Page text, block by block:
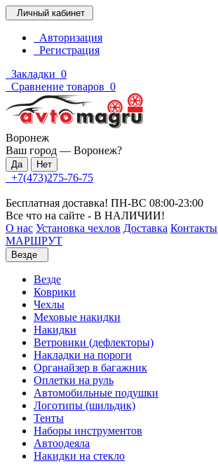
Личный кабинет
Авторизация
Регистрация
Закладки 0
Сравнение товаров 0
Воронеж
Ваш город — Воронеж?
+7(473)275-76-75
Бесплатная доставка! ПН-ВС 08:00-23:00
Все что на сайте - В НАЛИЧИИ!
О нас Установка чехлов Доставка Контакты
МАРШРУТ
Везде
Везде
Коврики
Чехлы
Меховые накидки
Накидки
Ветровики (дефлекторы)
Накладки на пороги
Органайзер в багажник
Оплетки на руль
Автомобильные подушки
Логотипы (шильдик)
Тенты
Наборы инструментов
Автоодеяла
Накидки на стекло